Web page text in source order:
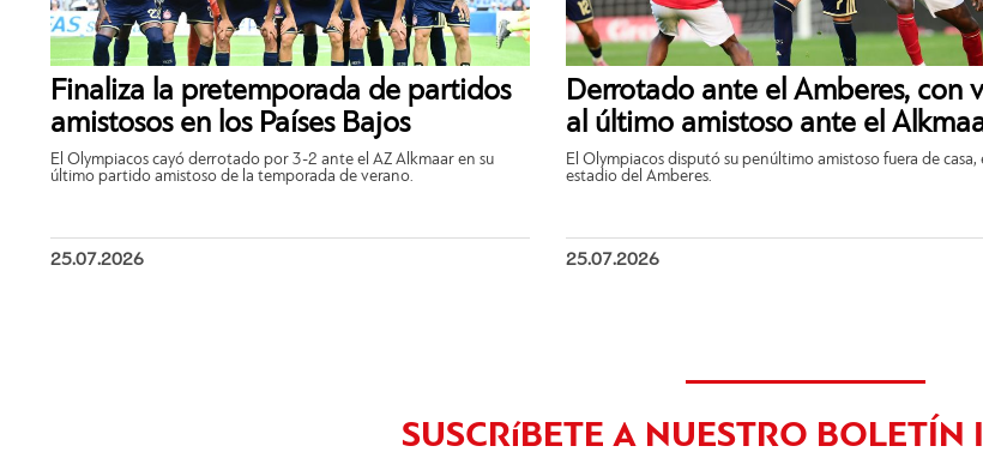
Finaliza la pretemporada de partidos
amistosos en los Países Bajos
El Olympiacos cayó derrotado por 3-2 ante el AZ Alkmaar en su
último partido amistoso de la temporada de verano.
25.07.2026
Derrotado ante el Amberes, con
al último amistoso ante el
El Olympiacos disputó su penúltimo amistoso fuera de casa,
estadio del Amberes.
25.07.2026
SUSCRíBETE A NUESTRO BOLETÍN